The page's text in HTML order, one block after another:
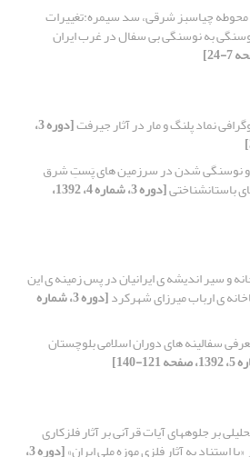
چیاسبز شرقی، سد سیمره:تغییرات
نوسنگی به نوسنگی بی سفال در غرب ایران
نماد پلنگ و مار در آثار جیرفت [دوره 3،
نوسنگی شدن در سرزمین های پَستِ شرق
باستانشناختی [دوره 3، شماره 4، 1392،
و سیر اندیشه ی ایرانیان در پس زمینه ی این
ی ارباب میرزای شهرکرد [دوره 3، شماره
سفالینه های دوران اسلامی بلوچستان
بر جلوههای آیات قرآنی بر آثار فلزکاری
استناد به آثار فلزی موزه ملی ایران» [دوره 3،